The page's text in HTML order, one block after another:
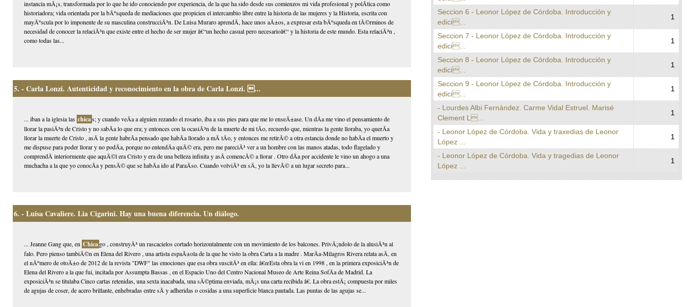
instancia mÃ¡s, transformada por lo que he ido conociendo por experiencia, de la que ha sido desde sus comienzos mi vida profesional y polÃ­tica como
historiadora; vida orientada por la bÃºsqueda de mediaciones que propicien el intercambio libre entre la historia de las mujeres y la Historia, escrita con
mayÃºscula por lo imponente de su masculina construcciÃ³n. De Luisa Muraro aprendÃ­, hace unos aÃ±os, a expresar esta bÃºsqueda en tÃ©rminos de
necesidad de conocer la relaciÃ³n que existe entre el hecho de ser mujer â€“un hecho casual pero necesarioâ€“ y la historia de este mundo. Esta relaciÃ³n ,
como todas las...
5. - Carla Lonzi. Autenticidad y reconocimiento en la obra de Carla Lonzi. ...
... iban a la iglesia las chicas; y cuando veÃ­a a alguien rezando el rosario, iba a sus pies para que me lo enseÃ±ase. Un dÃ­a me vino el pensamiento de
llorar la pasiÃ³n de Cristo y no sabÃ­a lo que era; y entonces con la ocasiÃ³n de la muerte de mi tÃ­o, recuerdo que, mientras la gente lloraba, yo querÃ­a
llorar la muerte de Cristo , asÃ­ la gente habrÃ­a pensado que habÃ­a llorado a mÃ­ tÃ­o, y entonces me retirÃ© a otra estancia donde no habÃ­a el muerto y
me dispuse para poder llorar y no podÃ­a, porque no entendÃ­a quÃ© era, pero me pareciÃ³ ver a un hombre con las manos atadas, todo flagelado y
comprendÃ­ interiormente que aquÃ©l era Cristo y era de una belleza infinita y asÃ­ comencÃ© a llorar . Otro dÃ­a por accidente le vino un ahogo a una
muchacha a la que yo conocÃ­a y pensÃ© que se habÃ­a ido al ParaÃ­so. Cuando volviÃ³ en sÃ­, yo la llevÃ© a un lugar secreto para...
6. - Luisa Cavaliere. Lia Cigarini. Hay una buena diferencia. Un diálogo.
... Jeanne Gang que, en Chicago , construyÃ³ un rascacielos cortado horizontalmente con un movimiento de los balcones. PrivÃ¡ndolo de la alusiÃ³n al
falo. Pero pienso tambiÃ©n en Elena del Rivero , una artista espaÃ±ola de la que he visto la obra Carta a la madre . MarÃ­a-Milagros Rivera relata asÃ­, en
el nÃºmero de otoÃ±o de 2012 de la revista "DWF" las emociones que esa obra suscitÃ³ en ella: â€œEsta obra la vi en 1998 , en la primera exposiciÃ³n de
Elena del Rivero a la que fui, incitada por Assumpta Bassas , en el Espacio Uno del Centro Nacional Museo de Arte Reina SofÃ­a de Madrid. La
exposiciÃ³n se titulaba Cinco cartas retenidas, una sexta inacabada, una sÃ©ptima enviada, mÃ¡s una carta recibida â€. La obra estÃ¡ compuesta por miles
de agujas de coser, de acero brillante, enhebradas entre sÃ­ y adheridas o cosidas a una superficie blanca pautada. Las puntas de las agujas se...
Seccion 6 - Leonor López de Córdoba. Introducción y
edici...
1
Seccion 7 - Leonor López de Córdoba. Introducción y
edici...
1
Seccion 8 - Leonor López de Córdoba. Introducción y
edici...
1
Seccion 9 - Leonor López de Córdoba. Introducción y
edici...
1
- Lourdes Albi Fernández. Carme Vidal Estruel. Marisé
Clement L...
1
- Leonor López de Córdoba. Vida y traxedias de Leonor
López ...
1
- Leonor López de Córdoba. Vida y tragedias de Leonor
López ...
1